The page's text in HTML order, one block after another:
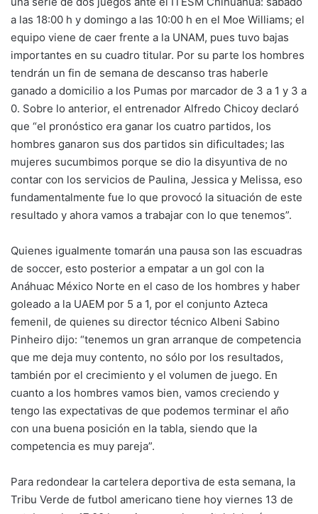
a las 18:00 h y domingo a las 10:00 h en el Moe Williams; el
equipo viene de caer frente a la UNAM, pues tuvo bajas
importantes en su cuadro titular. Por su parte los hombres
tendrán un fin de semana de descanso tras haberle
ganado a domicilio a los Pumas por marcador de 3 a 1 y 3 a
0. Sobre lo anterior, el entrenador Alfredo Chicoy declaró
que “el pronóstico era ganar los cuatro partidos, los
hombres ganaron sus dos partidos sin dificultades; las
mujeres sucumbimos porque se dio la disyuntiva de no
contar con los servicios de Paulina, Jessica y Melissa, eso
fundamentalmente fue lo que provocó la situación de este
resultado y ahora vamos a trabajar con lo que tenemos”.
Quienes igualmente tomarán una pausa son las escuadras
de soccer, esto posterior a empatar a un gol con la
Anáhuac México Norte en el caso de los hombres y haber
goleado a la UAEM por 5 a 1, por el conjunto Azteca
femenil, de quienes su director técnico Albeni Sabino
Pinheiro dijo: “tenemos un gran arranque de competencia
que me deja muy contento, no sólo por los resultados,
también por el crecimiento y el volumen de juego. En
cuanto a los hombres vamos bien, vamos creciendo y
tengo las expectativas de que podemos terminar el año
con una buena posición en la tabla, siendo que la
competencia es muy pareja”.
Para redondear la cartelera deportiva de esta semana, la
Tribu Verde de futbol americano tiene hoy viernes 13 de